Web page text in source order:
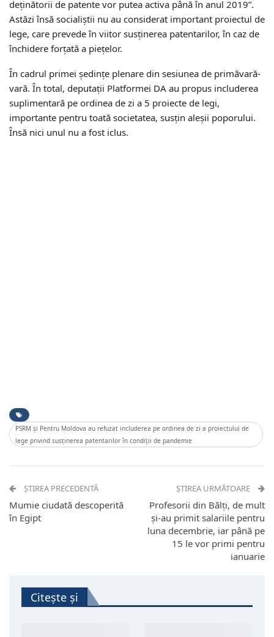
deținătorii de patente vor putea activa până în anul 2019”.
Astăzi însă socialiștii nu au considerat important proiectul de
lege, care prevede în viitor susținerea patentarilor, în caz de
închidere forțată a piețelor.
În cadrul primei ședințe plenare din sesiunea de primăvară-
vară. În total, deputații Platformei DA au propus includerea
suplimentară pe ordinea de zi a 5 proiecte de legi,
importante pentru toată societatea, susțin aleșii poporului.
Însă nici unul nu a fost iclus.
PSRM și Pentru Moldova au refuzat includerea pe ordinea de zi a proiectului de
lege privind susținerea patentarilor în condiții de pandemie
ȘTIREA PRECEDENTĂ
Mumie ciudată descoperită
în Egipt
ȘTIREA URMĂTOARE
Profesorii din Bălți, de mult
și-au primit salariile pentru
luna decembrie, iar până pe
15 le vor primi pentru
ianuarie
Citește și